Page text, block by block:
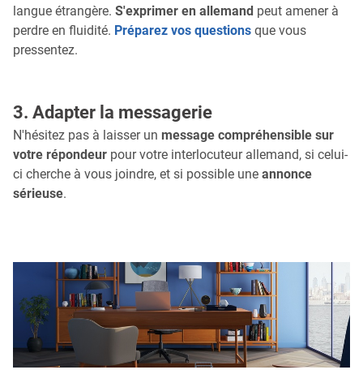
langue étrangère. S'exprimer en allemand peut amener à
perdre en fluidité. Préparez vos questions que vous
pressentez.
3. Adapter la messagerie
N'hésitez pas à laisser un message compréhensible sur
votre répondeur pour votre interlocuteur allemand, si celui-
ci cherche à vous joindre, et si possible une annonce
sérieuse.